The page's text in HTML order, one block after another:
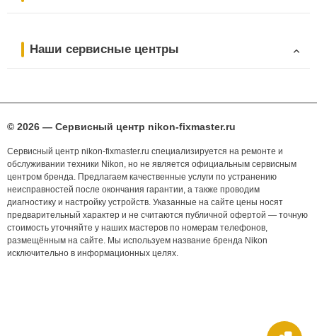
Наши сервисные центры
© 2026 — Сервисный центр nikon-fixmaster.ru
Сервисный центр nikon-fixmaster.ru специализируется на ремонте и
обслуживании техники Nikon, но не является официальным сервисным
центром бренда. Предлагаем качественные услуги по устранению
неисправностей после окончания гарантии, а также проводим
диагностику и настройку устройств. Указанные на сайте цены носят
предварительный характер и не считаются публичной офертой — точную
стоимость уточняйте у наших мастеров по номерам телефонов,
размещённым на сайте. Мы используем название бренда Nikon
исключительно в информационных целях.